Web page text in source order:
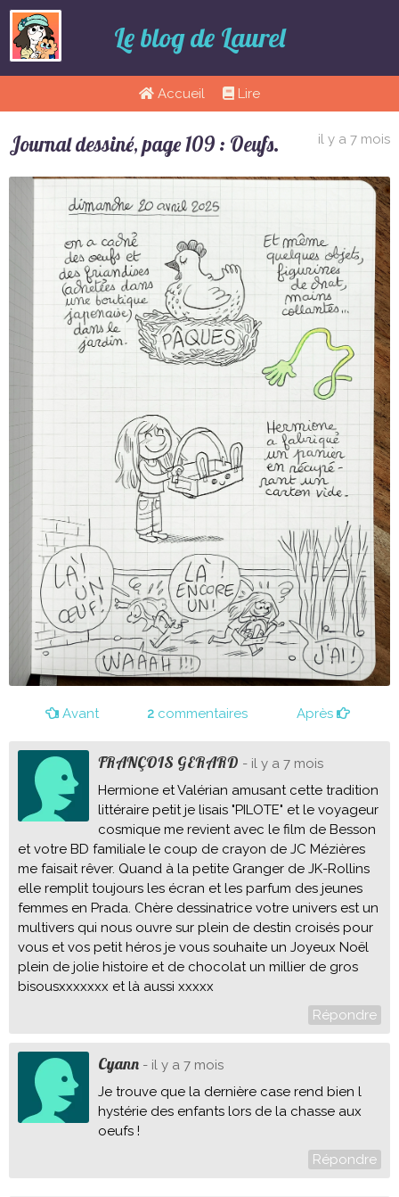
Le blog de Laurel
Accueil Lire
Journal dessiné, page 109 : Oeufs. il y a 7 mois
Avant 2 commentaires Après
FRANÇOIS GERARD - il y a 7 mois
Hermione et Valérian amusant cette tradition
littéraire petit je lisais "PILOTE" et le voyageur
cosmique me revient avec le film de Besson
et votre BD familiale le coup de crayon de JC Mézières
me faisait rêver. Quand à la petite Granger de JK-Rollins
elle remplit toujours les écran et les parfum des jeunes
femmes en Prada. Chère dessinatrice votre univers est un
multivers qui nous ouvre sur plein de destin croisés pour
vous et vos petit héros je vous souhaite un Joyeux Noël
plein de jolie histoire et de chocolat un millier de gros
bisousxxxxxxx et là aussi xxxxx
Répondre
Cyann - il y a 7 mois
Je trouve que la dernière case rend bien l
hystérie des enfants lors de la chasse aux
oeufs !
Répondre